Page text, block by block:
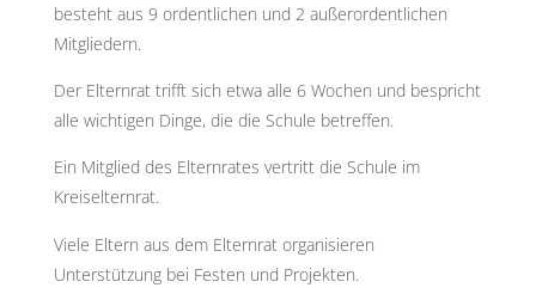
besteht aus 9 ordentlichen und 2 außerordentlichen
Mitgliedern.
Der Elternrat trifft sich etwa alle 6 Wochen und bespricht
alle wichtigen Dinge, die die Schule betreffen.
Ein Mitglied des Elternrates vertritt die Schule im
Kreiselternrat.
Viele Eltern aus dem Elternrat organisieren
Unterstützung bei Festen und Projekten.